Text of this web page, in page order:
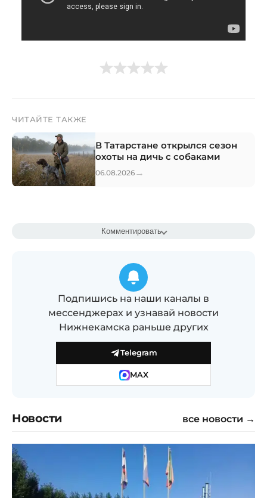
ЧИТАЙТЕ ТАКЖЕ
В Татарстане открылся сезон
охоты на дичь с собаками
06.08.2026 →
Комментировать
Подпишись на наши каналы в
мессенджерах и узнавай новости
Нижнекамска раньше других
Telegram
MAX
Новости все новости →